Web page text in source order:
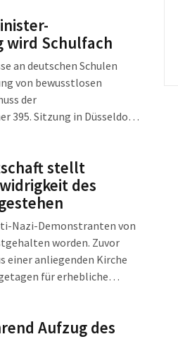
realistische Aussicht
wird Schulfach
an deutschen Schulen
von bewusstlosen
der
395. Sitzung in Düsseldorf
die bei den
ist. Bereits 2013
in Erster Hilfe aus.
stellt
des
Nazi-Demonstranten von
worden. Zuvor
einer anliegenden Kirche
für erhebliche
Sächsischen Landtages.
Aufzug des